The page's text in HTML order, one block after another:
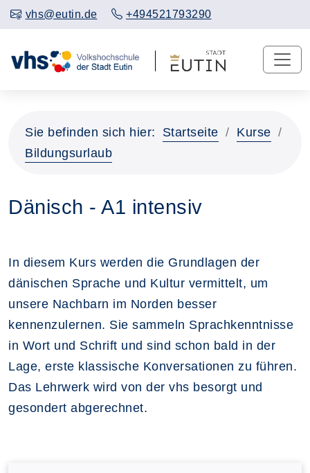
vhs@eutin.de +494521793290
Sie befinden sich hier: Startseite
Kurse
Bildungsurlaub
Dänisch - A1 intensiv
In diesem Kurs werden die Grundlagen der
dänischen Sprache und Kultur vermittelt, um
unsere Nachbarn im Norden besser
kennenzulernen. Sie sammeln Sprachkenntnisse
in Wort und Schrift und sind schon bald in der
Lage, erste klassische Konversationen zu führen.
Das Lehrwerk wird von der vhs besorgt und
gesondert abgerechnet.